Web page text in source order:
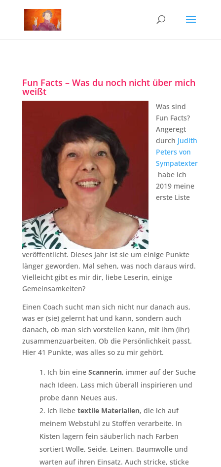
Fun Facts – Was du noch nicht über mich
weißt
Was sind
Fun Facts?
Angeregt
durch Judith
Peters von
Sympatexter
habe ich
2019 meine
erste Liste
veröffentlicht. Dieses Jahr ist sie um einige Punkte
länger geworden. Mal sehen, was noch daraus wird.
Vielleicht gibt es mir dir, liebe Leserin, einige
Gemeinsamkeiten?
Einen Coach sucht man sich nicht nur danach aus,
was er (sie) gelernt hat und kann, sondern auch
danach, ob man sich vorstellen kann, mit ihm (ihr)
zusammenzuarbeiten. Ob die Persönlichkeit passt.
Hier 41 Punkte, was alles so zu mir gehört.
Ich bin eine Scannerin, immer auf der Suche
nach Ideen. Lass mich überall inspirieren und
probe dann Neues aus.
Ich liebe textile Materialien, die ich auf
meinem Webstuhl zu Stoffen verarbeite. In
Kisten lagern fein säuberlich nach Farben
sortiert Wolle, Seide, Leinen, Baumwolle und
warten auf ihren Einsatz. Auch stricke, sticke